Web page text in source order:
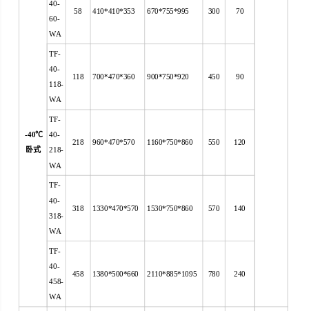
-40℃
卧式
40-
60-
WA
58 410*410*353 670*755*995 300 70
TF-
40-
118-
WA
118 700*470*360 900*750*920 450 90
TF-
40-
218-
WA
218 960*470*570 1160*750*860 550 120
TF-
40-
318-
WA
318 1330*470*570 1530*750*860 570 140
TF-
40-
458-
WA
458 1380*500*660 2110*885*1095 780 240